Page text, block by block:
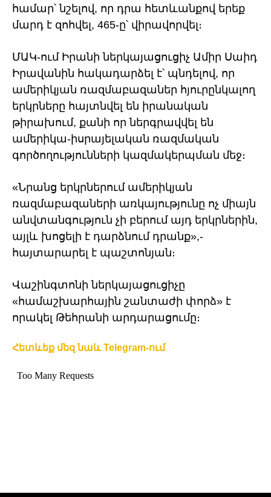
համար՝ նշելով, որ դրա հետևանքով երեք
մարդ է զոհվել, 465-ը՝ վիրավորվել։
ՄԱԿ-ում Իրանի ներկայացուցիչ Ամիր Սաիդ
Իրավանին հակադարձել է՝ պնդելով, որ
ամերիկյան ռազմաբազաներ հյուրընկալող
երկրները հայտնվել են իրանական
թիրախում, քանի որ ներգրավվել են
ամերիկա-իսրայելական ռազմական
գործողությունների կազմակերպման մեջ։
«Նրանց երկրներում ամերիկյան
ռազմաբազաների առկայությունը ոչ միայն
անվտանգություն չի բերում այդ երկրներին,
այլև խոցելի է դարձնում դրանք»,-
հայտարարել է պաշտոնյան։
Վաշինգտոնի ներկայացուցիչը
«համաշխարհային շանտաժի փորձ» է
որակել Թեհրանի արդարացումը։
Հետևեք մեզ նաև Telegram-ում